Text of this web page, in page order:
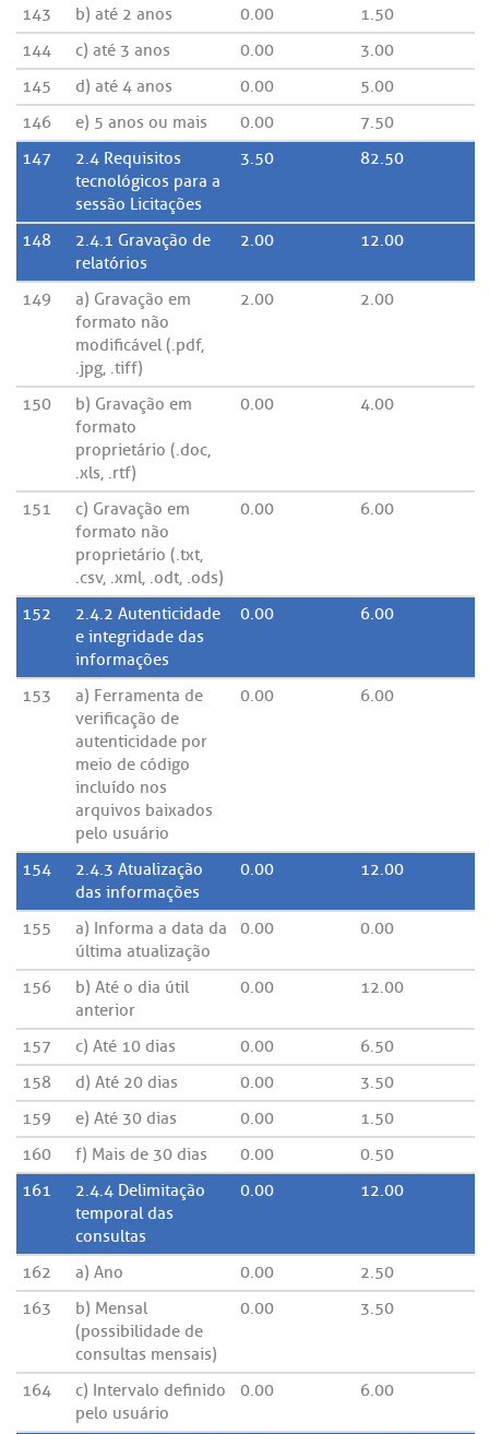
143 b) até 2 anos 0.00
1.50
144
c) até 3 anos 0.00
3.00
145
d) até 4 anos 0.00
5.00
146
e) 5 anos ou mais 0.00
7.50
147
2.4 Requisitos
tecnológicos para a
sessão Licitações
3.50 82.50
148
2.4.1 Gravação de
relatórios
2.00 12.00
149
a) Gravação em
formato não
modificável (.pdf,
.jpg, .tiff)
2.00 2.00
150
b) Gravação em
formato
proprietário (.doc,
.xls, .rtf)
0.00 4.00
151
c) Gravação em
formato não
proprietário (.txt,
.csv, .xml, .odt, .ods)
0.00 6.00
152
2.4.2 Autenticidade
e integridade das
informações
0.00 6.00
153
a) Ferramenta de
verificação de
autenticidade por
meio de código
incluído nos
arquivos baixados
pelo usuário
0.00 6.00
154
2.4.3 Atualização
das informações
0.00 12.00
155
a) Informa a data da
última atualização
0.00 0.00
156
b) Até o dia útil
anterior
0.00 12.00
157 c) Até 10 dias 0.00
6.50
158
d) Até 20 dias 0.00
3.50
159
e) Até 30 dias 0.00
1.50
160
f) Mais de 30 dias 0.00
0.50
161
2.4.4 Delimitação
temporal das
consultas
0.00 12.00
162 a) Ano 0.00
2.50
163
b) Mensal
(possibilidade de
consultas mensais)
0.00 3.50
164
c) Intervalo definido
pelo usuário
0.00 6.00